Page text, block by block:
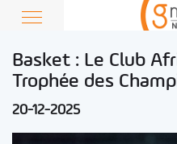
Basket : Le Club
Trophée des
20-12-2025